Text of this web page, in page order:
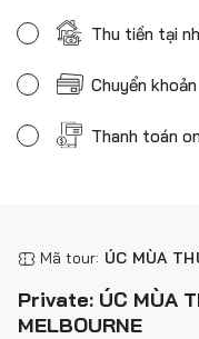
Thu tiền tại
Chuyển khoản
Thanh toán
Mã tour: ÚC MÙA
Private: ÚC MÙA
MELBOURNE